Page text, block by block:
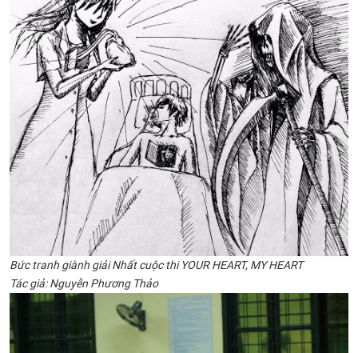
Bức tranh giành giải Nhất cuộc thiYOUR HEART, MY HEART
Tác giả: Nguyễn Phương Thảo